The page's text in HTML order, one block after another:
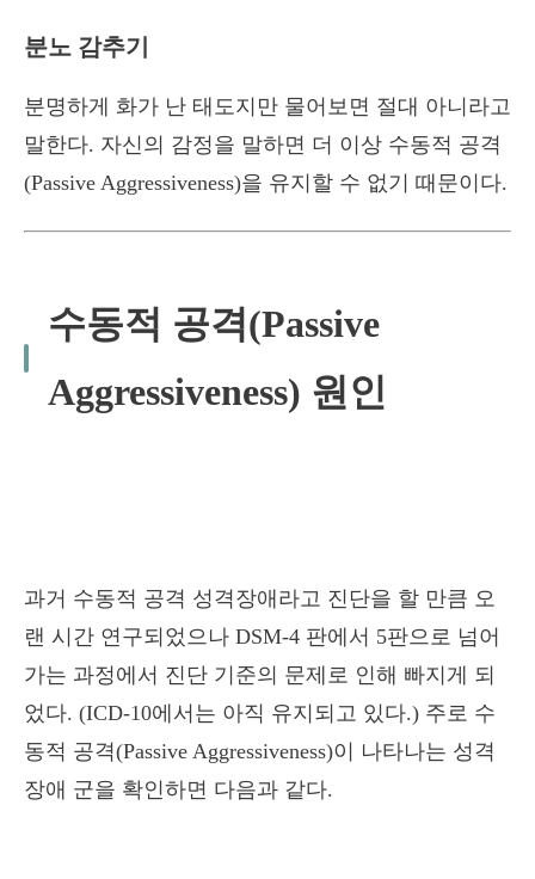
분노 감추기
분명하게 화가 난 태도지만 물어보면 절대 아니라고
말한다. 자신의 감정을 말하면 더 이상 수동적 공격
(Passive Aggressiveness)을 유지할 수 없기 때문이다.
수동적 공격(Passive
Aggressiveness) 원인
과거 수동적 공격 성격장애라고 진단을 할 만큼 오
랜 시간 연구되었으나 DSM-4 판에서 5판으로 넘어
가는 과정에서 진단 기준의 문제로 인해 빠지게 되
었다. (ICD-10에서는 아직 유지되고 있다.) 주로 수
동적 공격(Passive Aggressiveness)이 나타나는 성격
장애 군을 확인하면 다음과 같다.